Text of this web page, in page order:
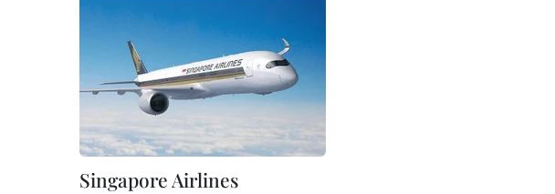
Singapore Airlines